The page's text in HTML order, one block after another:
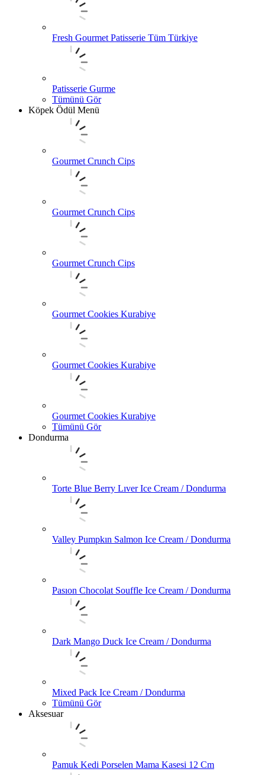
Fresh Gourmet Patisserie Tüm Türkiye
Patisserie Gurme
Tümünü Gör
Köpek Ödül Menü
Gourmet Crunch Cips
Gourmet Crunch Cips
Gourmet Crunch Cips
Gourmet Cookies Kurabiye
Gourmet Cookies Kurabiye
Gourmet Cookies Kurabiye
Tümünü Gör
Dondurma
Torte Blue Berry Lıver Ice Cream / Dondurma
Valley Pumpkın Salmon Ice Cream / Dondurma
Pasıon Chocolat Souffle Ice Cream / Dondurma
Dark Mango Duck Ice Cream / Dondurma
Mixed Pack Ice Cream / Dondurma
Tümünü Gör
Aksesuar
Pamuk Kedi Porselen Mama Kasesi 12 Cm